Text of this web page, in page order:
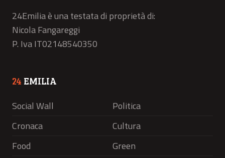
24Emilia è una testata di proprietà di:
Nicola Fangareggi
P. Iva IT02148540350
24 EMILIA
Social Wall
Politica
Cronaca
Cultura
Food
Green